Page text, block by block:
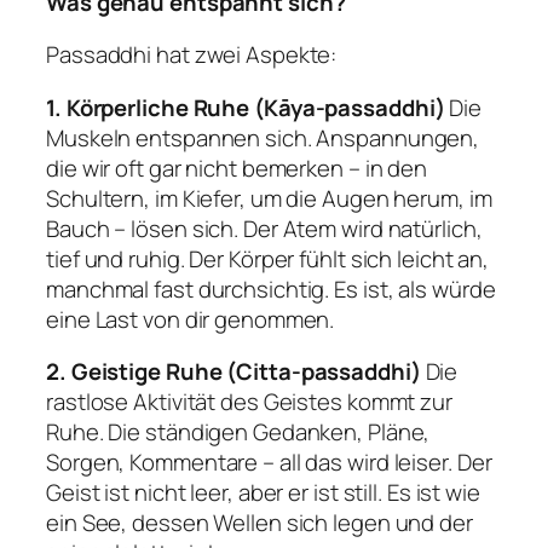
Passaddhi hat zwei Aspekte:
1. Körperliche Ruhe (Kāya-passaddhi) Die
Muskeln entspannen sich. Anspannungen,
die wir oft gar nicht bemerken – in den
Schultern, im Kiefer, um die Augen herum, im
Bauch – lösen sich. Der Atem wird natürlich,
tief und ruhig. Der Körper fühlt sich leicht an,
manchmal fast durchsichtig. Es ist, als würde
eine Last von dir genommen.
2. Geistige Ruhe (Citta-passaddhi) Die
rastlose Aktivität des Geistes kommt zur
Ruhe. Die ständigen Gedanken, Pläne,
Sorgen, Kommentare – all das wird leiser. Der
Geist ist nicht leer, aber er ist still. Es ist wie
ein See, dessen Wellen sich legen und der